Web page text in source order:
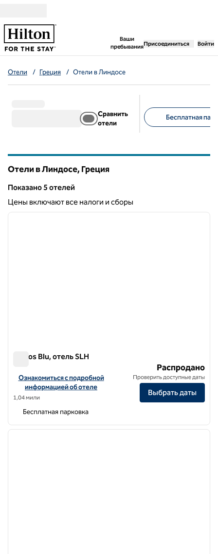
Ваши
пребывания
,открывается новая
Присоединиться Войти
Отели / Греция / Отели в Линдосе
Сравнить
отели
Бесплатная
Отели в Линдосе, Греция
Показанo 5 отелей
Показанo 5 отелей
Цены включают все налоги и сборы
1 из 12
Lindos Blu, отель SLH
Посмотреть информацию об отеле Lindos Blu, a SLH Hotel
Ознакомиться с подробной
информацией об отеле
1,04 мили
Распродано
Проверить доступные даты
Выбрать даты
Бесплатная парковка
1 из 11